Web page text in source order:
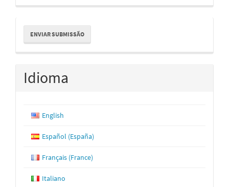
Enviar
Submissão
ENVIAR SUBMISSÃO
Idioma
English
Español (España)
Français (France)
Italiano